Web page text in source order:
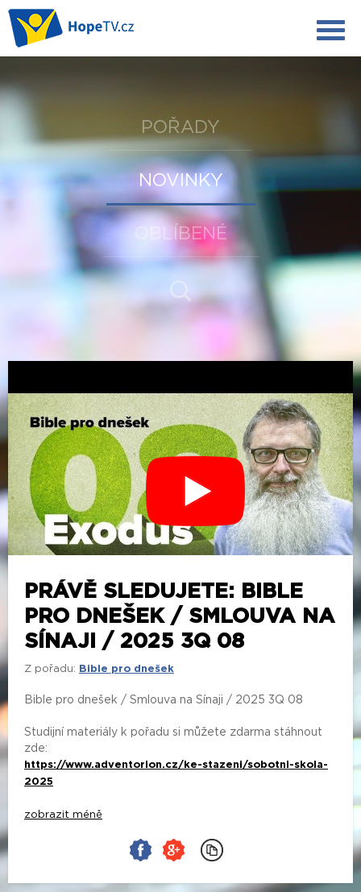
POŘADY
NOVINKY
OBLÍBENÉ
PRÁVĚ SLEDUJETE: BIBLE
PRO DNEŠEK / SMLOUVA NA
SÍNAJI / 2025 3Q 08
Z pořadu: Bible pro dnešek
Bible pro dnešek / Smlouva na Sínaji / 2025 3Q 08
Studijní materiály k pořadu si můžete zdarma stáhnout
zde:
https://www.adventorion.cz/ke-stazeni/sobotni-skola-
2025
zobrazit méně